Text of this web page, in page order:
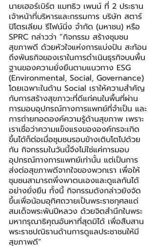
นายเฮอร์เบิร์ต แมทธิว เพนน์ ที่ 2 ประธาน
เจ้าหน้าที่บริหารและกรรมการ บริษัท สตาร์
ปิโตรเลียม รีไฟน์นิ่ง จำกัด (มหาชน) หรือ
SPRC กล่าวว่า “กิจกรรม สร้างชุมชน
สุขภาพดี ด้วยหัวใจแห่งการแบ่งปัน สะท้อน
ถึงพันธกิจของเราในการดำเนินธุรกิจบนพื้น
ฐานของความยั่งยืนตามแนวทาง ESG
(Environmental, Social, Governance)
โดยเฉพาะในด้าน Social เราให้ความสำคัญ
กับการสร้างสุขภาวะที่ดีแก่คนในพื้นที่ผ่าน
การมอบอุปกรณ์ทางการแพทย์ที่จำเป็น และ
การถ่ายทอดองค์ความรู้ด้านสุขภาพ เพราะ
เราเชื่อว่าความแข็งแรงขององค์กรจะเกิด
ขึ้นได้ก็ต่อเมื่อชุมชนรอบข้างเติบโตไปด้วย
กัน กิจกรรมในวันนี้จึงไม่ใช่แค่การมอบ
อุปกรณ์ทางการแพทย์เท่านั้น แต่เป็นการ
ส่งต่อสุขภาพดีจากใจของพวกเรา เพื่อให้
ชุมชนสามารถพึ่งพาตนเองและดูแลกันได้
อย่างยั่งยืน ทั้งนี้ กิจกรรมดังกล่าวยังจัด
ขึ้นเพื่อน้อมอุทิศถวายเป็นพระราชกุศลแด่
สมเด็จพระพันปีหลวง ด้วยจิตสำนึกในพระ
มหากรุณาธิคุณอันหาที่สุดมิได้ เพื่อสืบสาน
พระราชปณิธานด้านการดูแลประชาชนให้มี
สุขภาพดี”